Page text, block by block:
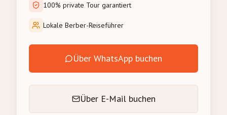
100% private Tour garantiert
Lokale Berber-Reiseführer
Über WhatsApp buchen
Über E-Mail buchen